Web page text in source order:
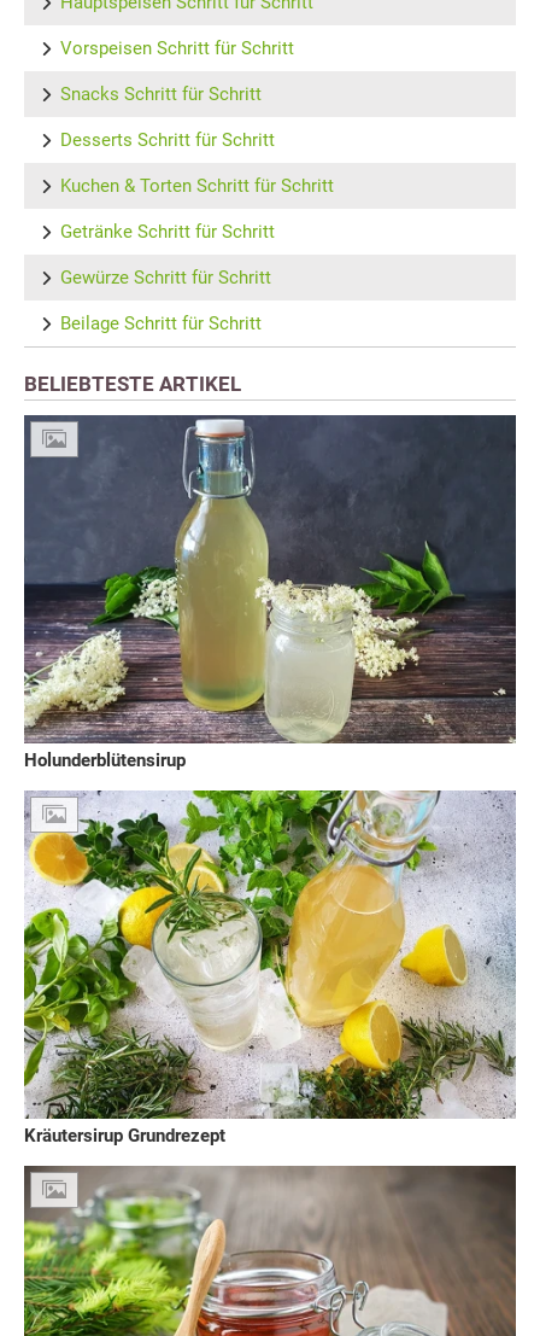
Vorspeisen Schritt für Schritt
Snacks Schritt für Schritt
Desserts Schritt für Schritt
Kuchen & Torten Schritt für Schritt
Getränke Schritt für Schritt
Gewürze Schritt für Schritt
Beilage Schritt für Schritt
BELIEBTESTE ARTIKEL
Holunderblütensirup
Kräutersirup Grundrezept